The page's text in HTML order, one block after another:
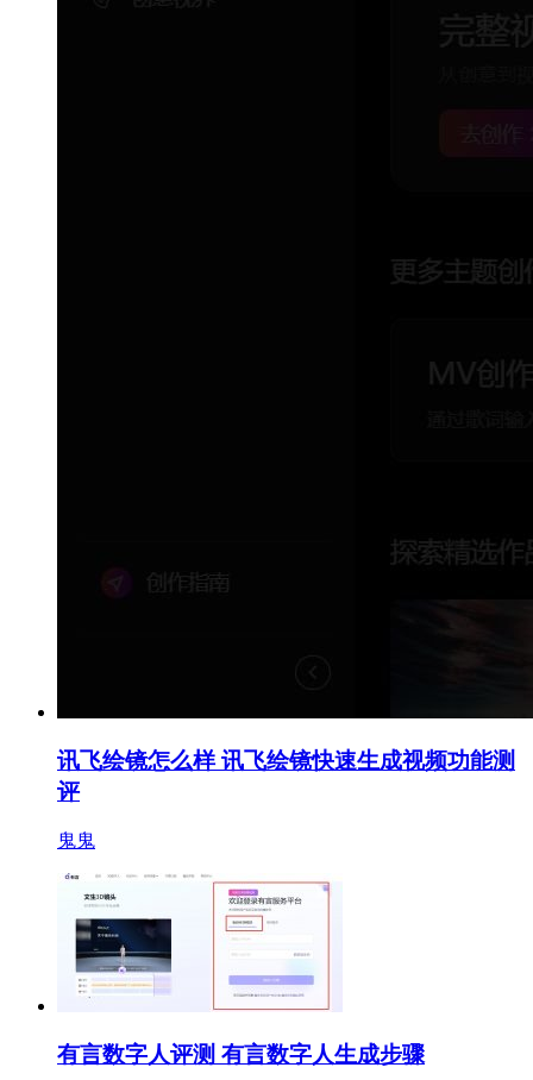
讯飞绘镜怎么样 讯飞绘镜快速生成视频功能测
评
鬼鬼
有言数字人评测 有言数字人生成步骤